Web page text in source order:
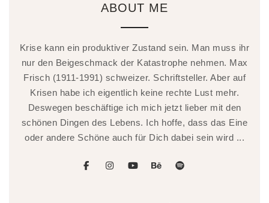
ABOUT ME
Krise kann ein produktiver Zustand sein. Man muss ihr
nur den Beigeschmack der Katastrophe nehmen. Max
Frisch (1911-1991) schweizer. Schriftsteller. Aber auf
Krisen habe ich eigentlich keine rechte Lust mehr.
Deswegen beschäftige ich mich jetzt lieber mit den
schönen Dingen des Lebens. Ich hoffe, dass das Eine
oder andere Schöne auch für Dich dabei sein wird ...